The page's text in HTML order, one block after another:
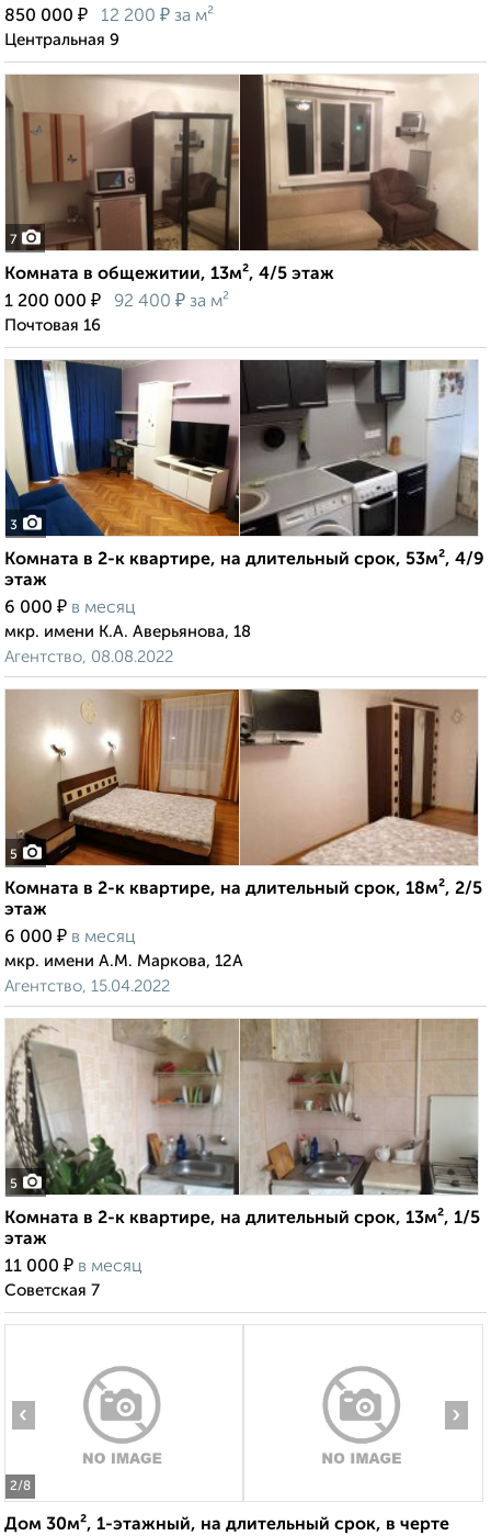
850 000 ₽ 12 200 ₽ за м²
Центральная 9
7
Комната в общежитии, 13м², 4/5 этаж
1 200 000 ₽ 92 400 ₽ за м²
Почтовая 16
3
Комната в 2-к квартире, на длительный срок, 53м², 4/9
этаж
6 000 ₽ в месяц
мкр. имени К.А. Аверьянова, 18
Агентство, 08.08.2022
5
Комната в 2-к квартире, на длительный срок, 18м², 2/5
этаж
6 000 ₽ в месяц
мкр. имени А.М. Маркова, 12А
Агентство, 15.04.2022
5
Комната в 2-к квартире, на длительный срок, 13м², 1/5
этаж
11 000 ₽ в месяц
Советская 7
2/8
‹ ›
Дом 30м², 1-этажный, на длительный срок, в черте